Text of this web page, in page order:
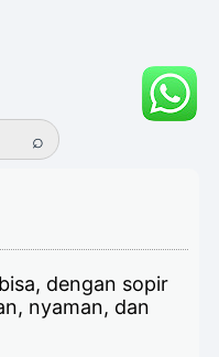
dengan sopir
nyaman, dan